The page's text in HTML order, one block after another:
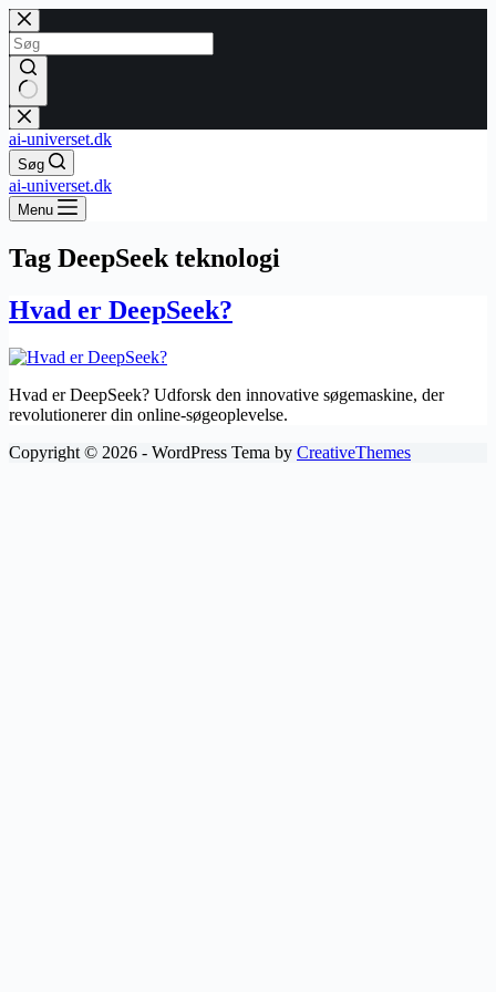
Fortsæt
til
indhold
Ingen
resultater
ai-universet.dk
Søg
ai-universet.dk
Menu
Tag DeepSeek teknologi
Hvad er DeepSeek?
Hvad er DeepSeek? Udforsk den innovative søgemaskine, der
revolutionerer din online-søgeoplevelse.
Copyright © 2026 - WordPress Tema by CreativeThemes